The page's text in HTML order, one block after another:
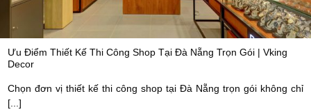
Ưu Điểm Thiết Kế Thi Công Shop Tại Đà Nẵng Trọn Gói | Vking
Decor
Chọn đơn vị thiết kế thi công shop tại Đà Nẵng trọn gói không chỉ
[...]